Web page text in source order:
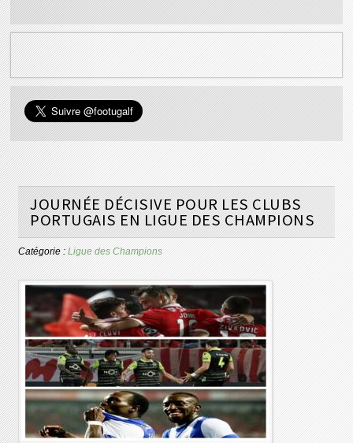
JOURNÉE DÉCISIVE POUR LES CLUBS
PORTUGAIS EN LIGUE DES CHAMPIONS
Catégorie :Ligue des Champions